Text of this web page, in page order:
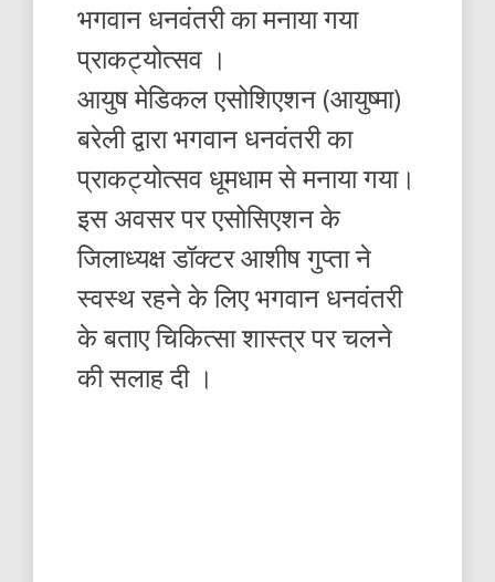
भगवान धनवंतरी का मनाया गया
प्राकट्योत्सव ।
आयुष मेडिकल एसोशिएशन (आयुष्मा)
बरेली द्वारा भगवान धनवंतरी का
प्राकट्योत्सव धूमधाम से मनाया गया।
इस अवसर पर एसोसिएशन के
जिलाध्यक्ष डॉक्टर आशीष गुप्ता ने
स्वस्थ रहने के लिए भगवान धनवंतरी
के बताए चिकित्सा शास्त्र पर चलने
की सलाह दी ।